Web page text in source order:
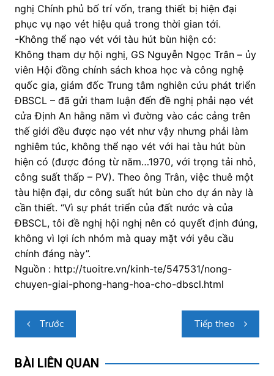
nghị Chính phủ bố trí vốn, trang thiết bị hiện đại
phục vụ nạo vét hiệu quả trong thời gian tới.
-Không thể nạo vét với tàu hút bùn hiện có:
Không tham dự hội nghị, GS Nguyễn Ngọc Trân – ủy
viên Hội đồng chính sách khoa học và công nghệ
quốc gia, giám đốc Trung tâm nghiên cứu phát triển
ĐBSCL – đã gửi tham luận đến đề nghị phải nạo vét
cửa Định An hằng năm vì đường vào các cảng trên
thế giới đều được nạo vét như vậy nhưng phải làm
nghiêm túc, không thể nạo vét với hai tàu hút bùn
hiện có (được đóng từ năm…1970, với trọng tải nhỏ,
công suất thấp – PV). Theo ông Trân, việc thuê một
tàu hiện đại, dư công suất hút bùn cho dự án này là
cần thiết. “Vì sự phát triển của đất nước và của
ĐBSCL, tôi đề nghị hội nghị nên có quyết định đúng,
không vì lợi ích nhóm mà quay mặt với yêu cầu
chính đáng này”.
Nguồn : http://tuoitre.vn/kinh-te/547531/nong-
chuyen-giai-phong-hang-hoa-cho-dbscl.html
Điều
hướng
bài
Trước Tiếp theo
BÀI LIÊN QUAN